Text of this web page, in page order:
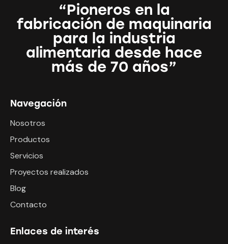
“Pioneros en la
fabricación de maquinaria
para la industria
alimentaria desde hace
más de 70 años”
Navegación
Nosotros
Productos
Servicios
Proyectos realizados
Blog
Contacto
Enlaces de interés